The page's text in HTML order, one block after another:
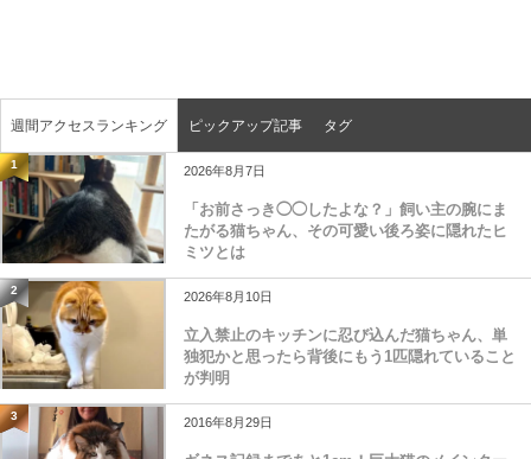
週間アクセスランキング ピックアップ記事 タグ
1 2026年8月7日
「お前さっき◯◯したよな？」飼い主の腕にま
たがる猫ちゃん、その可愛い後ろ姿に隠れたヒ
ミツとは
2 2026年8月10日
立入禁止のキッチンに忍び込んだ猫ちゃん、単
独犯かと思ったら背後にもう1匹隠れていること
が判明
3 2016年8月29日